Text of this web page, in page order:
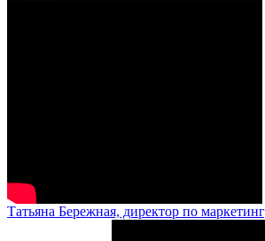
Татьяна Бережная, директор по